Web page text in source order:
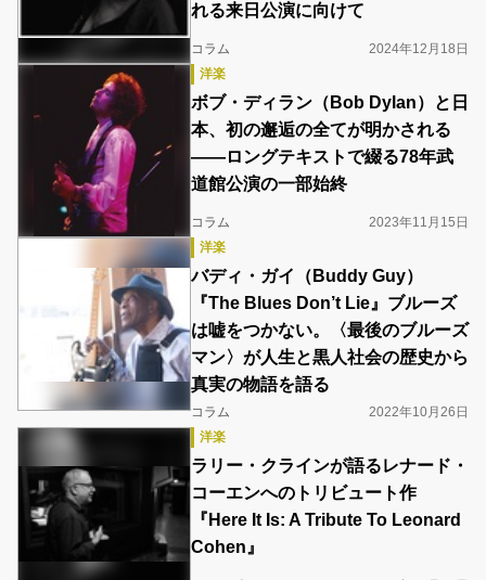
れる来日公演に向けて
コラム
2024年12月18日
洋楽
ボブ・ディラン（Bob Dylan）と日
本、初の邂逅の全てが明かされる
――ロングテキストで綴る78年武
道館公演の一部始終
コラム
2023年11月15日
洋楽
バディ・ガイ（Buddy Guy）
『The Blues Don’t Lie』ブルーズ
は嘘をつかない。〈最後のブルーズ
マン〉が人生と黒人社会の歴史から
真実の物語を語る
コラム
2022年10月26日
洋楽
ラリー・クラインが語るレナード・
コーエンへのトリビュート作
『Here It Is: A Tribute To Leonard
Cohen』